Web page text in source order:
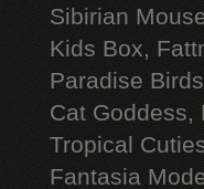
Sibirian
Kids Box,
Paradise
Cat Goddess,
Tropical
Fantasia